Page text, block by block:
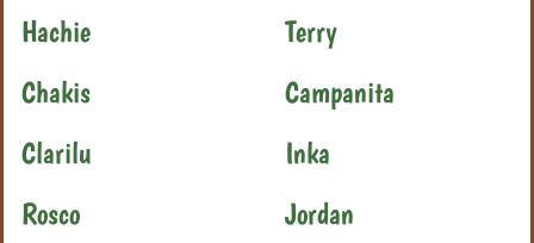
Hachie
Terry
Chakis
Campanita
Clarilu
Inka
Rosco
Jordan